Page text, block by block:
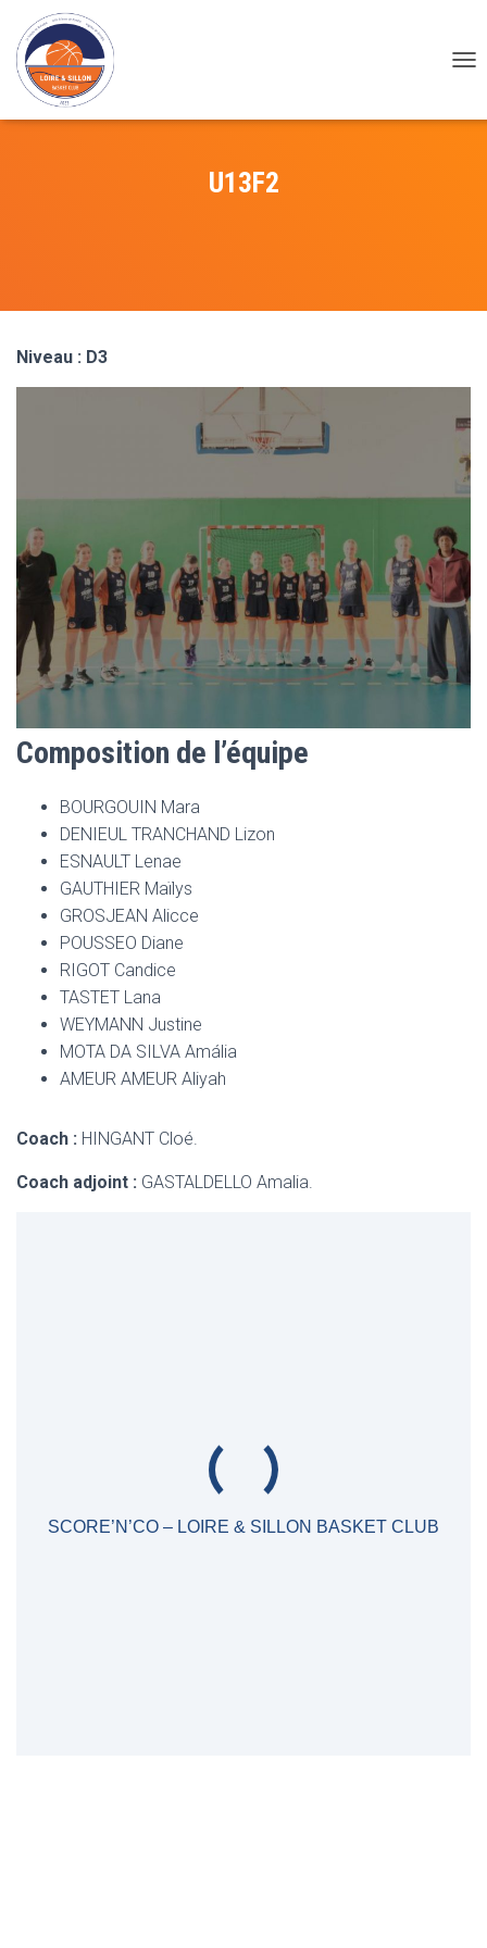
U13F2
Niveau : D3
Composition de l’équipe
BOURGOUIN Mara
DENIEUL TRANCHAND Lizon
ESNAULT Lenae
GAUTHIER Maïlys
GROSJEAN Alicce
POUSSEO Diane
RIGOT Candice
TASTET Lana
WEYMANN Justine
MOTA DA SILVA Amália
AMEUR AMEUR Aliyah
Coach : HINGANT Cloé.
Coach adjoint : GASTALDELLO Amalia.
SCORE’N’CO – LOIRE & SILLON BASKET CLUB